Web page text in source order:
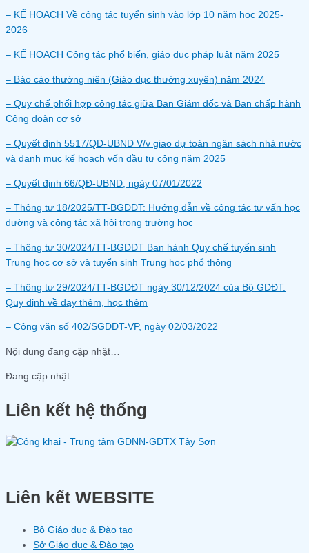
– KẾ HOẠCH Về công tác tuyển sinh vào lớp 10 năm học 2025-
2026
– KẾ HOẠCH Công tác phổ biến, giáo dục pháp luật năm 2025
– Báo cáo thường niên (Giáo dục thường xuyên) năm 2024
– Quy chế phối hợp công tác giữa Ban Giám đốc và Ban chấp hành
Công đoàn cơ sở
– Quyết định 5517/QĐ-UBND V/v giao dự toán ngân sách nhà nước
và danh mục kế hoạch vốn đầu tư công năm 2025
– Quyết định 66/QĐ-UBND, ngày 07/01/2022
– Thông tư 18/2025/TT-BGDĐT: Hướng dẫn về công tác tư vấn học
đường và công tác xã hội trong trường học
– Thông tư 30/2024/TT-BGDĐT Ban hành Quy chế tuyển sinh
Trung học cơ sở và tuyển sinh Trung học phổ thông
– Thông tư 29/2024/TT-BGDĐT ngày 30/12/2024 của Bộ GDĐT:
Quy định về dạy thêm, học thêm
– Công văn số 402/SGDĐT-VP, ngày 02/03/2022
Nội dung đang cập nhật…
Đang cập nhật…
Liên kết hệ thống
Liên kết WEBSITE
Bộ Giáo dục & Đào tạo
Sở Giáo dục & Đào tạo